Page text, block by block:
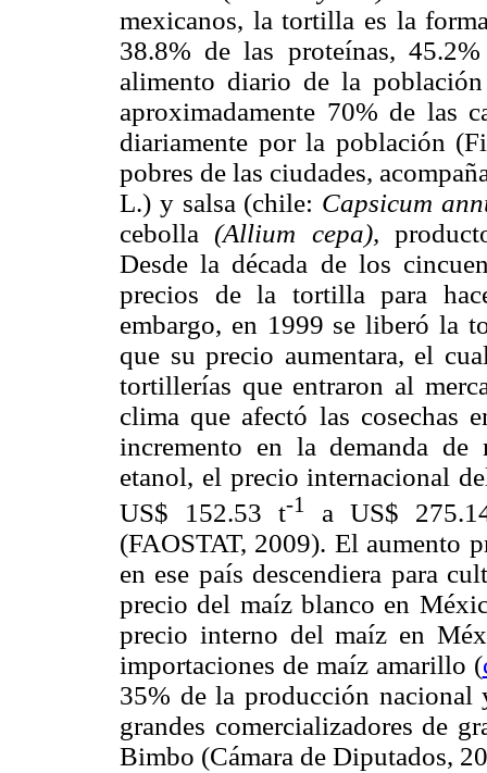
mexicanos, la tortilla es la
38.8% de las proteínas,
alimento diario de la
aproximadamente 70% de las
diariamente por la población
pobres de las ciudades,
L.) y salsa (chile: Capsicum
cebolla(Allium cepa),
Desde la década de los
precios de la tortilla para
embargo, en 1999 se liberó la
que su precio aumentara, el
tortillerías que entraron al
clima que afectó las cosechas
incremento en la demanda
etanol, el precio internacional
US$ 152.53 t-1
a US$
(FAOSTAT, 2009). El aumento
en ese país descendiera para
precio del maíz blanco en
precio interno del maíz en
importaciones de maíz amarillo (
35% de la producción nacional
grandes comercializadores de
Bimbo (Cámara de Diputados,